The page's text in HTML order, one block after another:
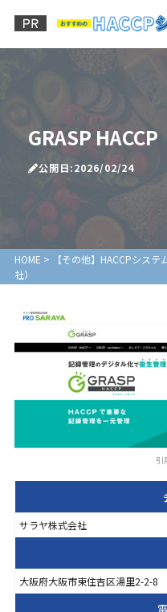
GRASP HACCP
公開日:2026/02/24
HOME > 【その他】HACCPシステ
社）
サラヤ株式会社
大阪府大阪市東住吉区湯里2-2-8